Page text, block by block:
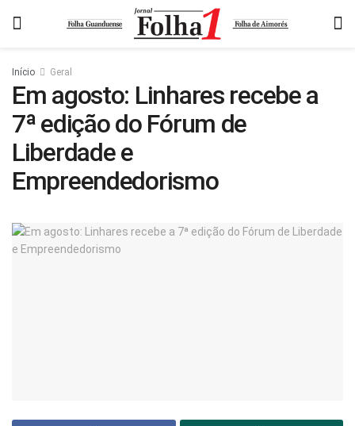
Início Geral
Em agosto: Linhares recebe a
7ª edição do Fórum de
Liberdade e
Empreendedorismo